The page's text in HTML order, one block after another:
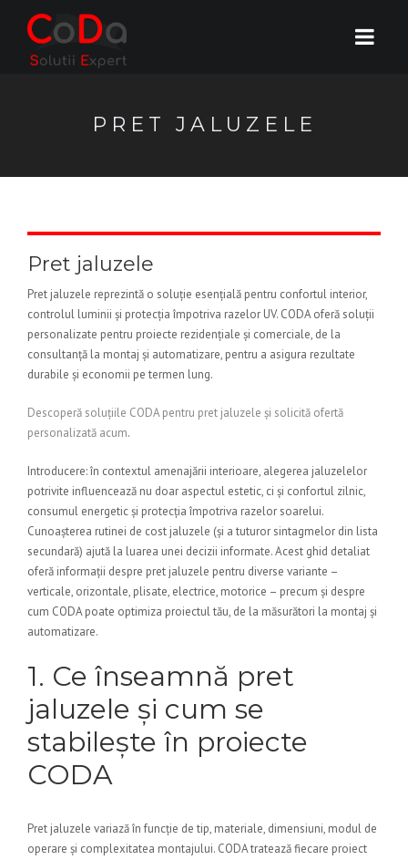
PRET JALUZELE
Pret jaluzele
Pret jaluzele reprezintă o soluție esențială pentru confortul interior,
controlul luminii și protecția împotriva razelor UV. CODA oferă soluții
personalizate pentru proiecte rezidențiale și comerciale, de la
consultanță la montaj și automatizare, pentru a asigura rezultate
durabile și economii pe termen lung.
Descoperă soluțiile CODA pentru pret jaluzele și solicită ofertă
personalizată acum.
Introducere: în contextul amenajării interioare, alegerea jaluzelelor
potrivite influencează nu doar aspectul estetic, ci și confortul zilnic,
consumul energetic și protecția împotriva razelor soarelui.
Cunoașterea rutinei de cost jaluzele (și a tuturor sintagmelor din lista
secundară) ajută la luarea unei decizii informate. Acest ghid detaliat
oferă informații despre pret jaluzele pentru diverse variante –
verticale, orizontale, plisate, electrice, motorice – precum și despre
cum CODA poate optimiza proiectul tău, de la măsurători la montaj și
automatizare.
1. Ce înseamnă pret
jaluzele și cum se
stabilește în proiecte
CODA
Pret jaluzele variază în funcție de tip, materiale, dimensiuni, modul de
operare și complexitatea montajului. CODA tratează fiecare proiect